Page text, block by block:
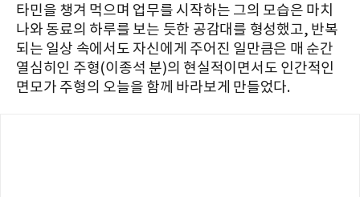
타민을 챙겨 먹으며 업무를 시작하는 그의 모습은 마치
나와 동료의 하루를 보는 듯한 공감대를 형성했고, 반복
되는 일상 속에서도 자신에게 주어진 일만큼은 매 순간
열심히인 주형(이종석 분)의 현실적이면서도 인간적인
면모가 주형의 오늘을 함께 바라보게 만들었다.